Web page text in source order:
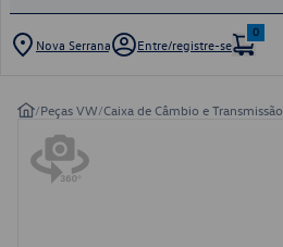
Nova Serrana Entre/registre-se
0
/Peças VW/Caixa de Câmbio e Transmissão